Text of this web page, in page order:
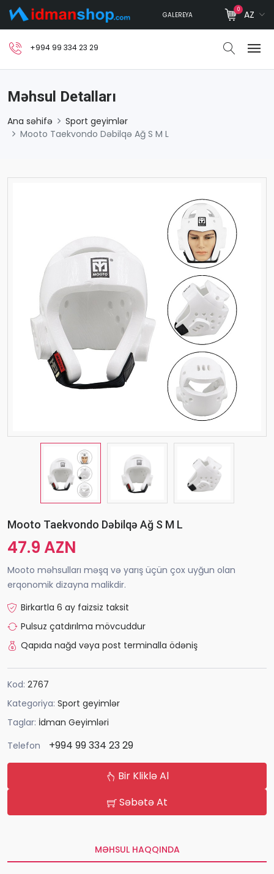
GALEREYA
0 AZ
+994 99 334 23 29
Məhsul Detalları
Ana səhifə
Sport geyimlər
Mooto Taekvondo Dəbilqə Ağ S M L
Mooto Taekvondo Dəbilqə Ağ S M L
47.9 AZN
Mooto məhsulları məşq və yarış üçün çox uyğun olan
erqonomik dizayna malikdir.
Birkartla 6 ay faizsiz taksit
Pulsuz çatdırılma mövcuddur
Qapıda nağd vəya post terminalla ödəniş
Kod: 2767
Kategoriya: Sport geyimlər
Taglar: İdman Geyimləri
Telefon
+994 99 334 23 29
Bir Kliklə Al
Səbətə At
MƏHSUL HAQQINDA